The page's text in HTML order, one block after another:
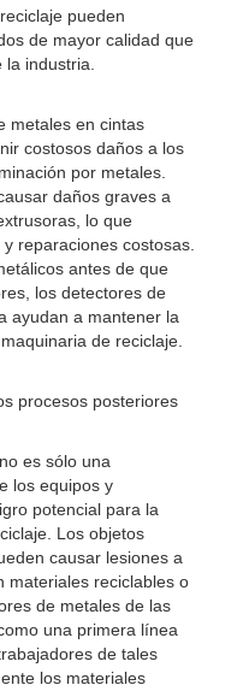
pueden
de mayor calidad que
industria.
metales en cintas
costosos daños a los
por metales.
daños graves a
lo que
reparaciones costosas.
antes de que
los detectores de
ayudan a mantener la
de reciclaje.
procesos posteriores
es sólo una
los equipos y
potencial para la
Los objetos
causar lesiones a
materiales reciclables o
de metales de las
una primera línea
de tales
los materiales